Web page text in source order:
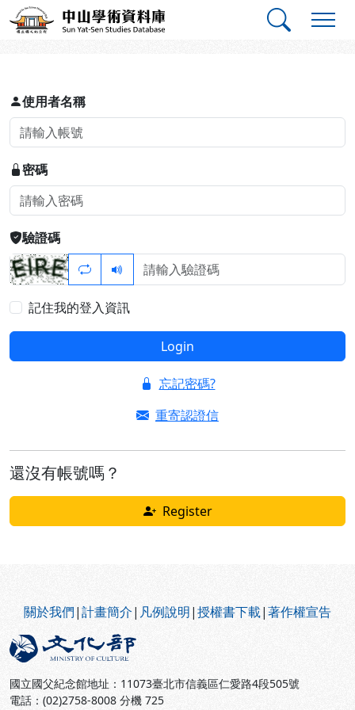
跳到主要內容
中山學術資料庫
登入
使用者名稱
密碼
驗證碼
記住我的登入資訊
Login
忘記密碼?
重寄認證信
還沒有帳號嗎？
Register
關於我們|計畫簡介| 凡例說明|授權書下載|著作權宣告
國立國父紀念館地址：11073臺北市信義區仁愛路4段505號
電話：(02)2758-8008 分機 725